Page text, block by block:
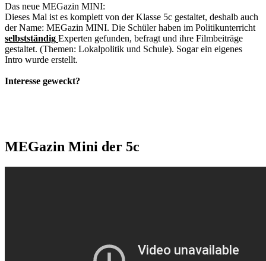
Das neue MEGazin MINI:
Dieses Mal ist es komplett von der Klasse 5c gestaltet, deshalb auch
der Name: MEGazin MINI. Die Schüler haben im Politikunterricht
selbstständig Experten gefunden, befragt und ihre Filmbeiträge
gestaltet. (Themen: Lokalpolitik und Schule). Sogar ein eigenes
Intro wurde erstellt.
Interesse geweckt?
MEGazin Mini der 5c